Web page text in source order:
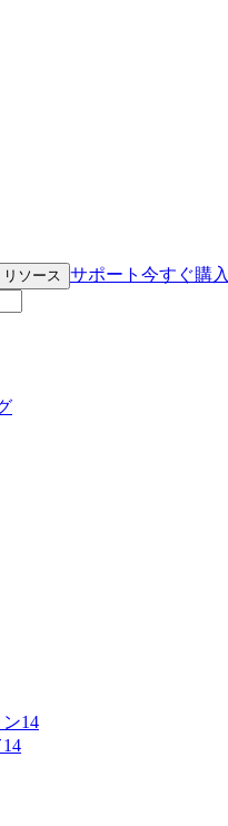
リソース サポート 今すぐ購入
14
14